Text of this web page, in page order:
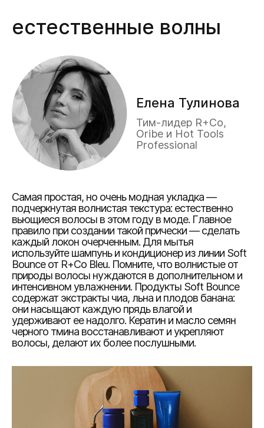
естественные волны
Елена Тулинова
Тим-лидер R+Co,
Oribe и Hot Tools
Professional
Самая простая, но очень модная укладка —
подчеркнутая волнистая текстура: естественно
вьющиеся волосы в этом году в моде. Главное
правило при создании такой прически — сделать
каждый локон очерченным. Для мытья
используйте шампунь и кондиционер из линии Soft
Bounce от R+Co Bleu. Помните, что волнистые от
природы волосы нуждаются в дополнительном и
интенсивном увлажнении. Продукты Soft Bounce
содержат экстракты чиа, льна и плодов банана:
они насыщают каждую прядь влагой и
удерживают ее надолго. Кератин и масло семян
черного тмина восстанавливают и укрепляют
волосы, делают их более послушными.